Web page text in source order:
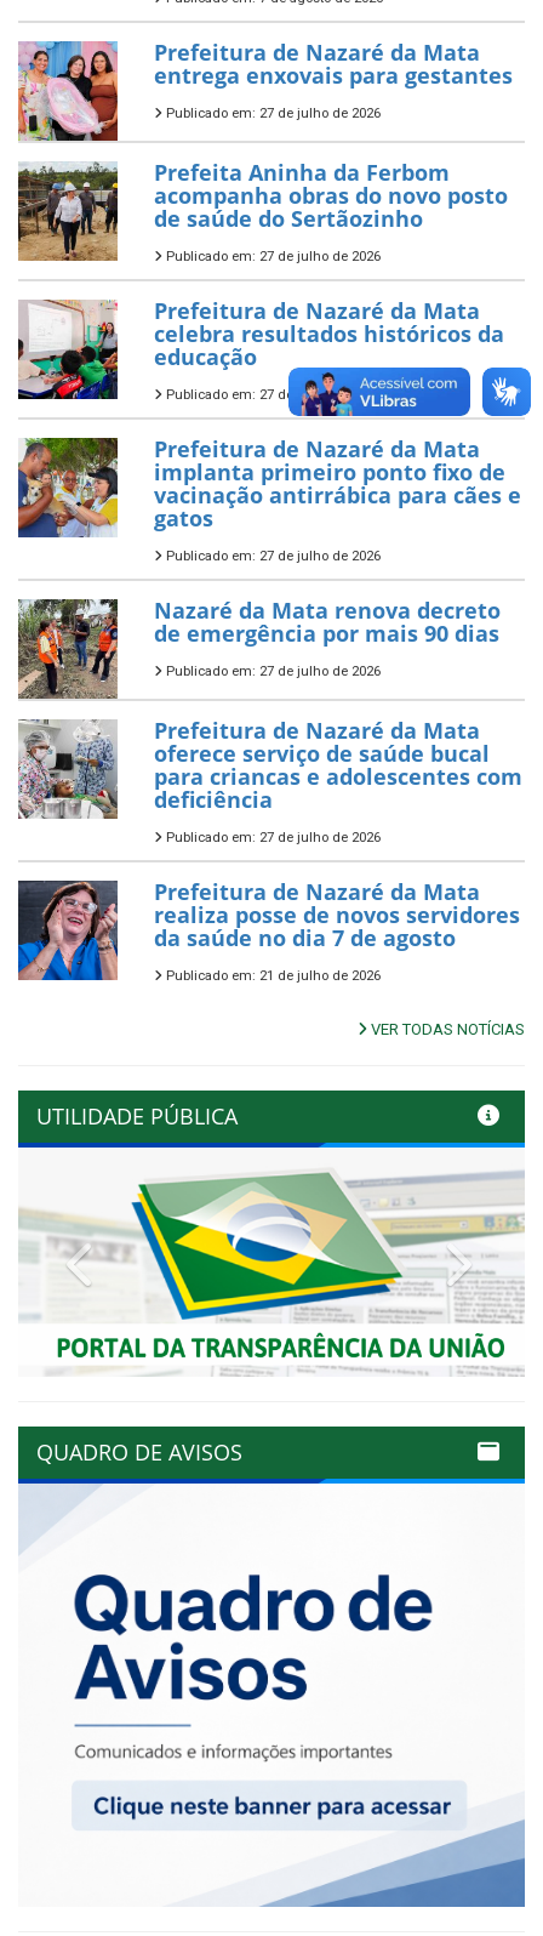
Prefeitura de Nazaré da Mata
entrega enxovais para gestantes
Publicado em: 27 de julho de 2026
Prefeita Aninha da Ferbom
acompanha obras do novo posto
de saúde do Sertãozinho
Publicado em: 27 de julho de 2026
Prefeitura de Nazaré da Mata
celebra resultados históricos da
educação
Publicado em: 27 de julho de 2026
Prefeitura de Nazaré da Mata
implanta primeiro ponto fixo de
vacinação antirrábica para cães e
gatos
Publicado em: 27 de julho de 2026
Nazaré da Mata renova decreto
de emergência por mais 90 dias
Publicado em: 27 de julho de 2026
Prefeitura de Nazaré da Mata
oferece serviço de saúde bucal
para criancas e adolescentes com
deficiência
Publicado em: 27 de julho de 2026
Prefeitura de Nazaré da Mata
realiza posse de novos servidores
da saúde no dia 7 de agosto
Publicado em: 21 de julho de 2026
VER TODAS NOTÍCIAS
UTILIDADE PÚBLICA
Previous Next
QUADRO DE AVISOS